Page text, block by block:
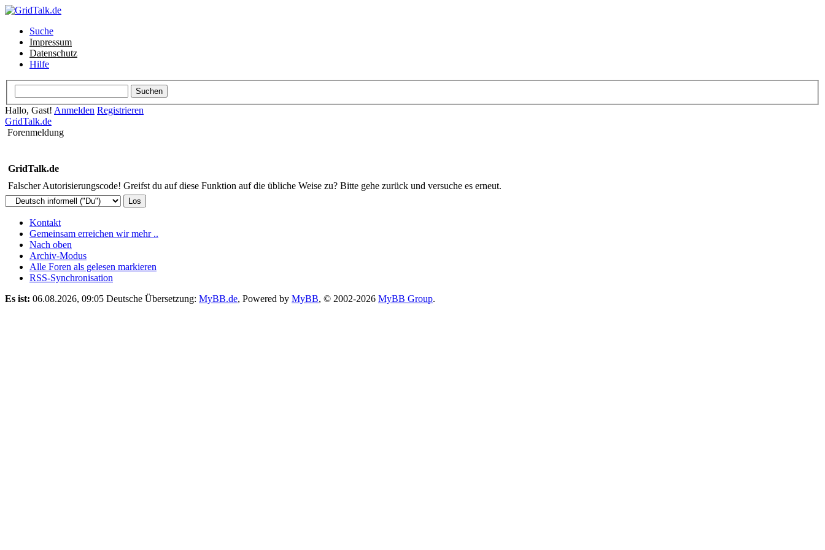
Suche
Impressum
Datenschutz
Hilfe
Hallo, Gast! Anmelden Registrieren
GridTalk.de
Forenmeldung
GridTalk.de
Falscher Autorisierungscode! Greifst du auf diese Funktion auf die übliche Weise zu? Bitte gehe zurück und versuche es erneut.
Kontakt
Gemeinsam erreichen wir mehr ..
Nach oben
Archiv-Modus
Alle Foren als gelesen markieren
RSS-Synchronisation
Es ist: 06.08.2026, 09:05 Deutsche Übersetzung: MyBB.de, Powered by MyBB, © 2002-2026 MyBB Group.